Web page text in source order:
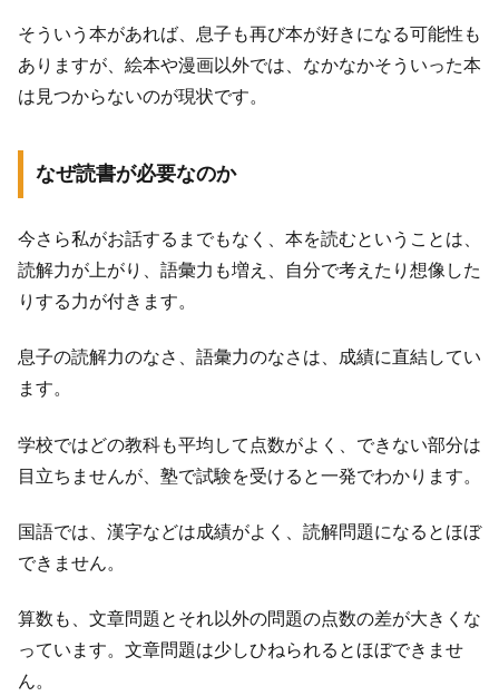
そういう本があれば、息子も再び本が好きになる可能性も
ありますが、絵本や漫画以外では、なかなかそういった本
は見つからないのが現状です。
なぜ読書が必要なのか
今さら私がお話するまでもなく、本を読むということは、
読解力が上がり、語彙力も増え、自分で考えたり想像した
りする力が付きます。
息子の読解力のなさ、語彙力のなさは、成績に直結してい
ます。
学校ではどの教科も平均して点数がよく、できない部分は
目立ちませんが、塾で試験を受けると一発でわかります。
国語では、漢字などは成績がよく、読解問題になるとほぼ
できません。
算数も、文章問題とそれ以外の問題の点数の差が大きくな
っています。文章問題は少しひねられるとほぼできませ
ん。